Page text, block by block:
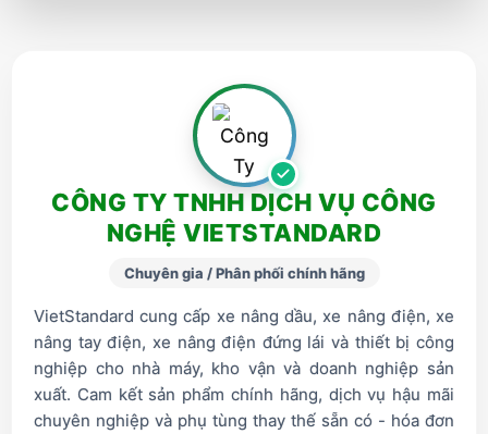
CÔNG TY TNHH DỊCH VỤ CÔNG
NGHỆ VIETSTANDARD
Chuyên gia / Phân phối chính hãng
VietStandard cung cấp xe nâng dầu, xe nâng điện, xe
nâng tay điện, xe nâng điện đứng lái và thiết bị công
nghiệp cho nhà máy, kho vận và doanh nghiệp sản
xuất. Cam kết sản phẩm chính hãng, dịch vụ hậu mãi
chuyên nghiệp và phụ tùng thay thế sẵn có - hóa đơn